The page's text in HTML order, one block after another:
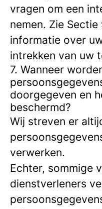
vragen om een
nemen. Zie
informatie over
intrekken van uw
7. Wanneer
doorgegeven en
beschermd?
Wij streven er
verwerken.
Echter, sommige
dienstverleners